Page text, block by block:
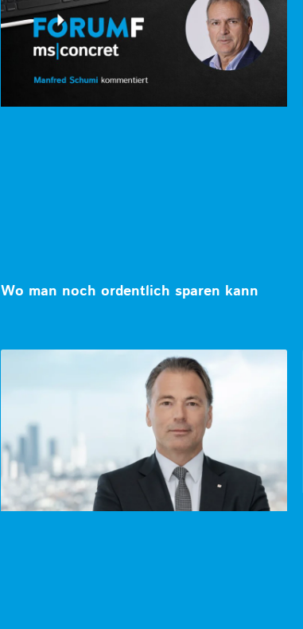
Wo man noch ordentlich sparen kann